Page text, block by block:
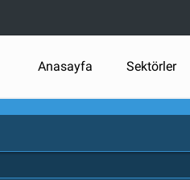
Anasayfa Sektörler